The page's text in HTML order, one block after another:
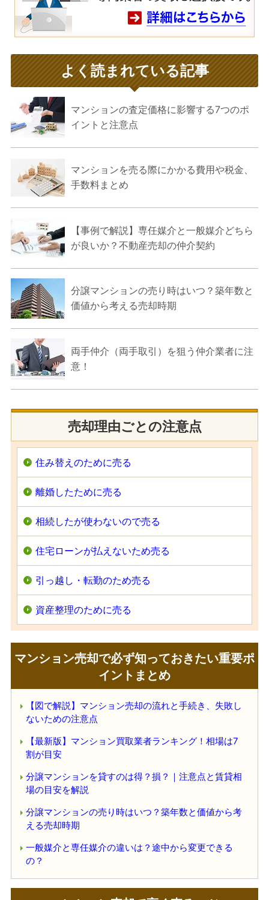
よく読まれている記事
マンションの査定価格に影響する7つのポ
イントと注意点
マンションを売る際にかかる費用や税金、
手数料まとめ
【事例で解説】専任媒介と一般媒介どちら
が良いか？不動産売却の仲介契約
分譲マンションの売り時はいつ？築年数と
価値から考える売却時期
両手仲介（両手取引）を狙う仲介業者に注
意！
売却理由ごとの注意点
住み替えのために売る
離婚したために売る
相続したが使わないので売る
住宅ローンが払えないため売る
引っ越し・転勤のため売る
資産整理のために売る
マンション売却で必ず知っておきたい重要ポ
イントまとめ
【図で解説】マンション売却の流れと手続き、失敗し
ないための注意点
【最新版】マンション買取業者ランキング！相場は7
割が目安
分譲マンションを貸すのは得？損？｜注意点と賃貸相
場の目安を解説
分譲マンションの売り時はいつ？築年数と価値から考
える売却時期
一般媒介と専任媒介の違いは？途中から変更できる
の？